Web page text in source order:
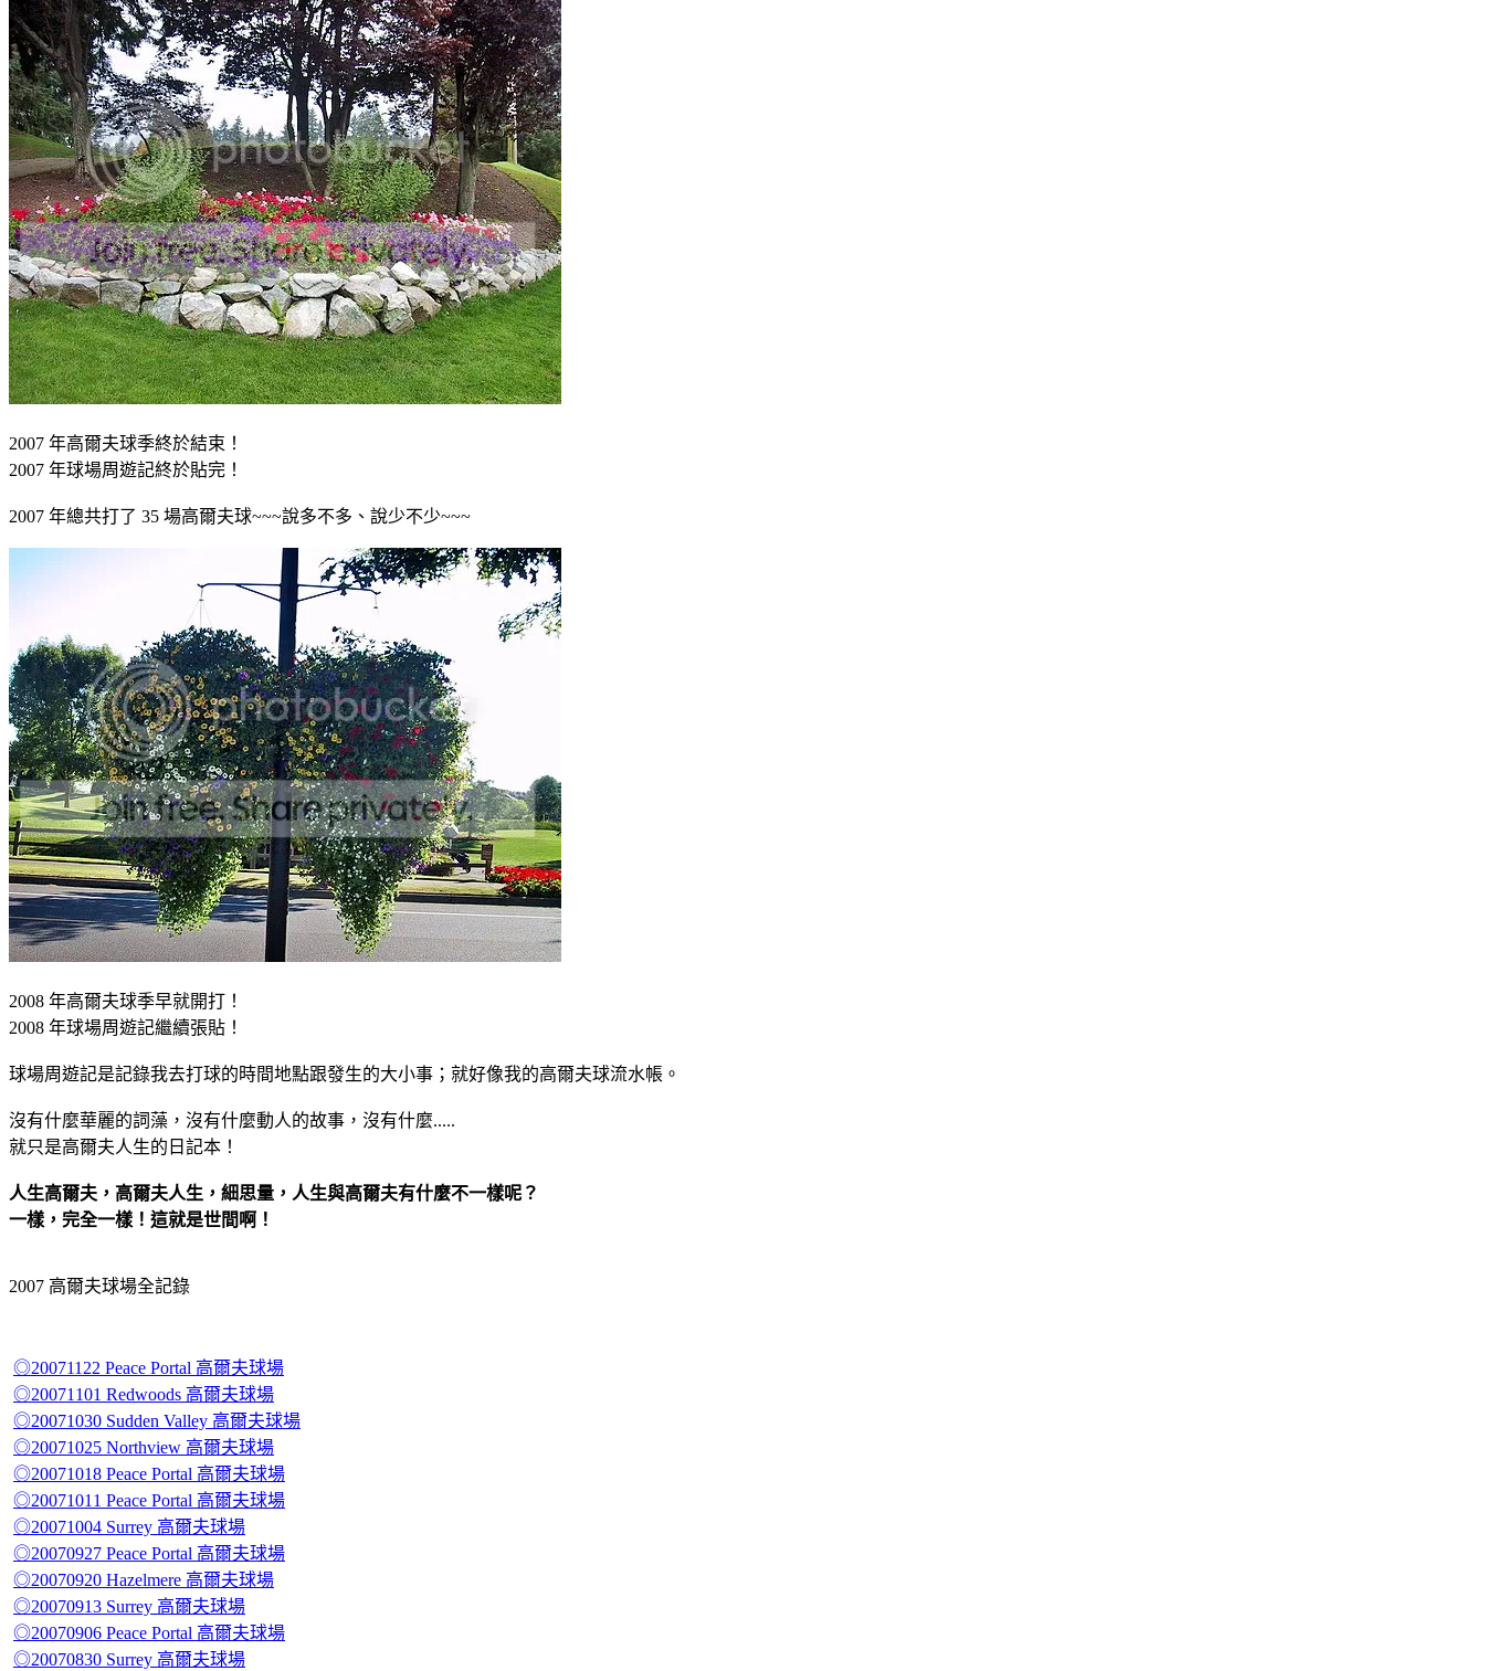
2007 年高爾夫球季終於結束！
2007 年球場周遊記終於貼完！
2007 年總共打了 35 場高爾夫球~~~說多不多、說少不少~~~
2008 年高爾夫球季早就開打！
2008 年球場周遊記繼續張貼！
球場周遊記是記錄我去打球的時間地點跟發生的大小事；就好像我的高爾夫球流水帳。
沒有什麼華麗的詞藻，沒有什麼動人的故事，沒有什麼.....
就只是高爾夫人生的日記本！
人生高爾夫，高爾夫人生，細思量，人生與高爾夫有什麼不一樣呢？
一樣，完全一樣！這就是世間啊！
2007 高爾夫球場全記錄
◎20071122 Peace Portal 高爾夫球場
◎20071101 Redwoods 高爾夫球場
◎20071030 Sudden Valley 高爾夫球場
◎20071025 Northview 高爾夫球場
◎20071018 Peace Portal 高爾夫球場
◎20071011 Peace Portal 高爾夫球場
◎20071004 Surrey 高爾夫球場
◎20070927 Peace Portal 高爾夫球場
◎20070920 Hazelmere 高爾夫球場
◎20070913 Surrey 高爾夫球場
◎20070906 Peace Portal 高爾夫球場
◎20070830 Surrey 高爾夫球場